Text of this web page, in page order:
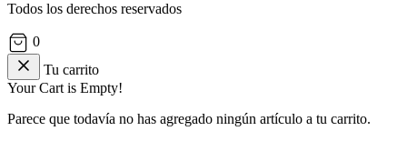
Todos los derechos reservados
0
Tu carrito
Your Cart is Empty!
Parece que todavía no has agregado ningún artículo a tu carrito.